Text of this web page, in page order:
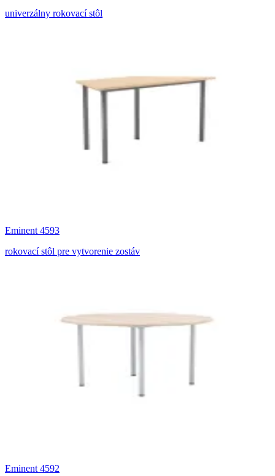
univerzálny rokovací stôl
Eminent 4593
rokovací stôl pre vytvorenie zostáv
Eminent 4592